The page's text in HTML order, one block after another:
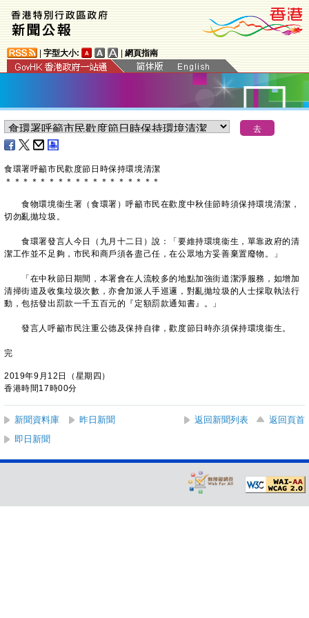
字型大小: 網頁指南
食環署呼籲市民歡度節日時保持環境清潔
＊ ＊ ＊ ＊ ＊ ＊ ＊ ＊ ＊ ＊ ＊ ＊ ＊ ＊ ＊ ＊ ＊ ＊
​食物環境衞生署（食環署）呼籲市民在歡度中秋佳節時須保持環境清潔，
切勿亂拋垃圾。
食環署發言人今日（九月十二日）說：「要維持環境衞生，單靠政府的清
潔工作並不足夠，市民和商戶須各盡己任，在公眾地方妥善棄置廢物。」
「在中秋節日期間，本署會在人流較多的地點加強街道潔淨服務，如增加
清掃街道及收集垃圾次數，亦會加派人手巡邏，對亂拋垃圾的人士採取執法行
動，包括發出罰款一千五百元的『定額罰款通知書』。」
發言人呼籲市民注重公德及保持自律，歡度節日時亦須保持環境衞生。
完
2019年9月12日（星期四）
香港時間17時00分
新聞資料庫 昨日新聞 返回新聞列表
返回頁首
即日新聞